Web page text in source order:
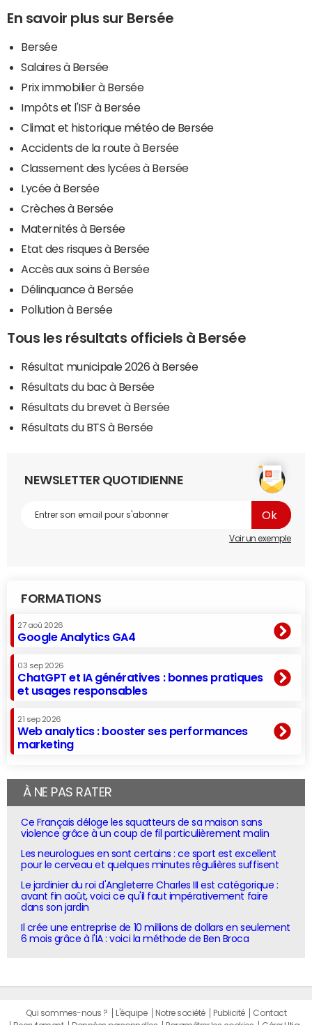
En savoir plus sur Bersée
Bersée
Salaires à Bersée
Prix immobilier à Bersée
Impôts et l'ISF à Bersée
Climat et historique météo de Bersée
Accidents de la route à Bersée
Classement des lycées à Bersée
Lycée à Bersée
Crèches à Bersée
Maternités à Bersée
Etat des risques à Bersée
Accès aux soins à Bersée
Délinquance à Bersée
Pollution à Bersée
Tous les résultats officiels à Bersée
Résultat municipale 2026 à Bersée
Résultats du bac à Bersée
Résultats du brevet à Bersée
Résultats du BTS à Bersée
NEWSLETTER QUOTIDIENNE
Voir un exemple
FORMATIONS
27 aoû 2026
Google Analytics GA4
03 sep 2026
ChatGPT et IA génératives : bonnes pratiques
et usages responsables
21 sep 2026
Web analytics : booster ses performances
marketing
À NE PAS RATER
Ce Français déloge les squatteurs de sa maison sans
violence grâce à un coup de fil particulièrement malin
Les neurologues en sont certains : ce sport est excellent
pour le cerveau et quelques minutes régulières suffisent
Le jardinier du roi d'Angleterre Charles III est catégorique :
avant fin août, voici ce qu'il faut impérativement faire
dans son jardin
Il crée une entreprise de 10 millions de dollars en seulement
6 mois grâce à l'IA : voici la méthode de Ben Broca
Qui sommes-nous ? L'équipe Notre société Publicité
Contact